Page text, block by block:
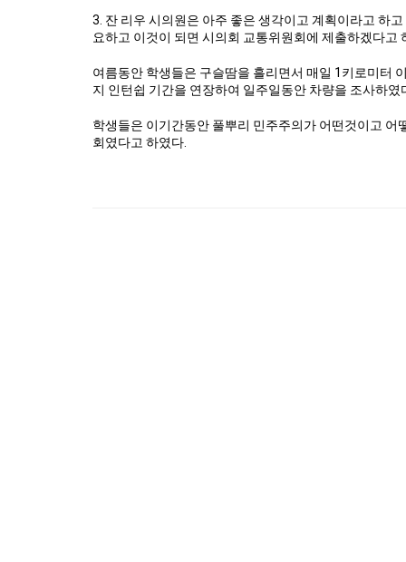
3. 잔 리우 시의원은 아주 좋은 생각이고 계획이라고 하
요하고 이것이 되면 시의회 교통위원회에 제출하겠다고
여름동안 학생들은 구슬땀을 흘리면서 매일 1키로미터
지 인턴쉽 기간을 연장하여 일주일동안 차량을 조사하였
학생들은 이기간동안 풀뿌리 민주주의가 어떤것이고 어
회였다고 하였다.